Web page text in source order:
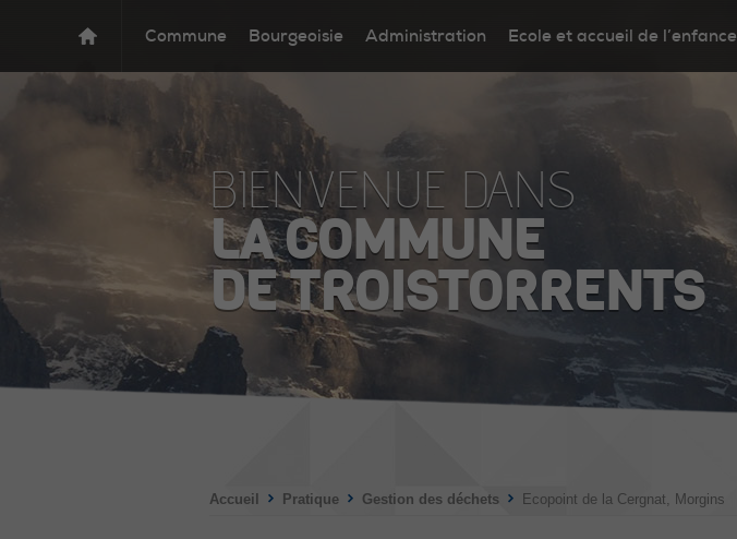
Commune Bourgeoisie Administration Ecole et accueil de l’enfance
BIENVENUE DANS
LA COMMUNE
DE TROISTORRENTS
Accueil > Pratique > Gestion des déchets > Ecopoint de la Cergnat, Morgins